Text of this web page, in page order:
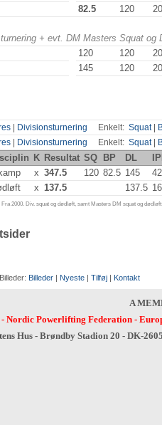
82.5 120
+ evt. DM Masters Squat
120 120
145 120
Divisionsturnering Enkelt: Squat|
Divisionsturnering Enkelt: Squat|
K Resultat SQ BP DL
x 347.5 120 82.5 145
x 137.5 137.5
2000. Div. squat og dødløft, samt Masters DM squat og
Billeder | Nyeste | Tilføj | Kontakt
A
Nordic Powerlifting Federation-
Hus - Brøndby Stadion 20 - DK-